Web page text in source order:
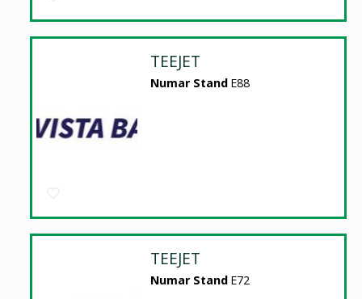
TEEJET
Numar Stand E88
TEEJET
Numar Stand E72